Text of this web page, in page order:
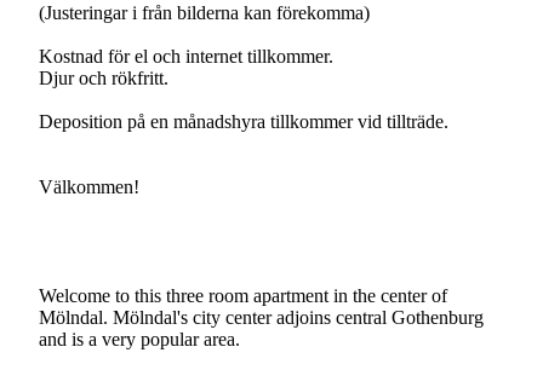
(Justeringar i från bilderna kan förekomma)
Kostnad för el och internet tillkommer.
Djur och rökfritt.
Deposition på en månadshyra tillkommer vid tillträde.
Välkommen!
Welcome to this three room apartment in the center of
Mölndal. Mölndal's city center adjoins central Gothenburg
and is a very popular area.